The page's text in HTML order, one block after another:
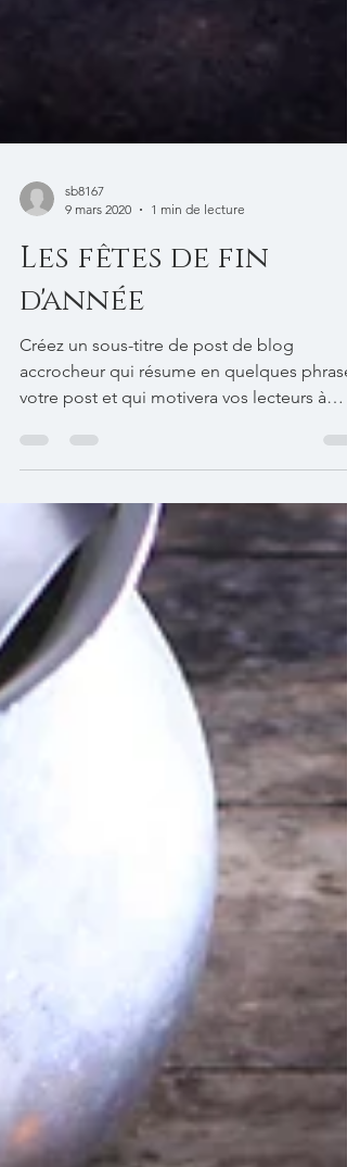
sb8167
9 mars 2020
1 min de lecture
Les fêtes de fin
d'année
Créez un sous-titre de post de blog